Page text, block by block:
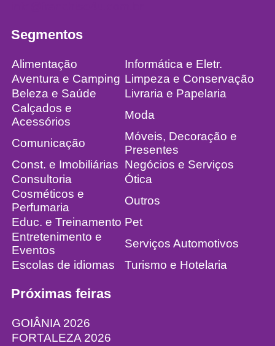
Segmentos
Alimentação
Informática e Eletr.
Aventura e Camping Limpeza e Conservação
Beleza e Saúde
Livraria e Papelaria
Calçados e
Acessórios
Moda
Comunicação
Móveis, Decoração e
Presentes
Const. e Imobiliárias Negócios e Serviços
Consultoria
Ótica
Cosméticos e
Perfumaria
Outros
Educ. e Treinamento Pet
Entretenimento e
Eventos
Serviços Automotivos
Escolas de idiomas
Turismo e Hotelaria
Próximas feiras
GOIÂNIA 2026
FORTALEZA 2026